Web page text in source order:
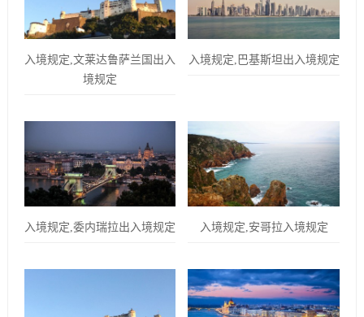
入境规定,文莱达鲁萨兰国出入
境规定
入境规定,巴基斯坦出入境规定
入境规定,委内瑞拉出入境规定 入境规定,安哥拉入境规定